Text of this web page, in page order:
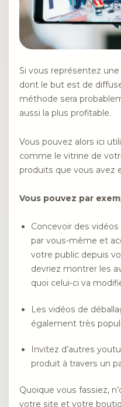
Si vous représentez
dont le but est de
méthode sera
aussi la plus profitable.
Vous pouvez alors ici
comme le vitrine de
produits que vous avez
Vous pouvez par
Concevoir des
par vous-même et
votre public depuis
devriez montrer les
quoi celui-ci va
Les vidéos de
également très
Invitez d’autres
produit à travers un
Quoique vous fassiez,
votre site et votre